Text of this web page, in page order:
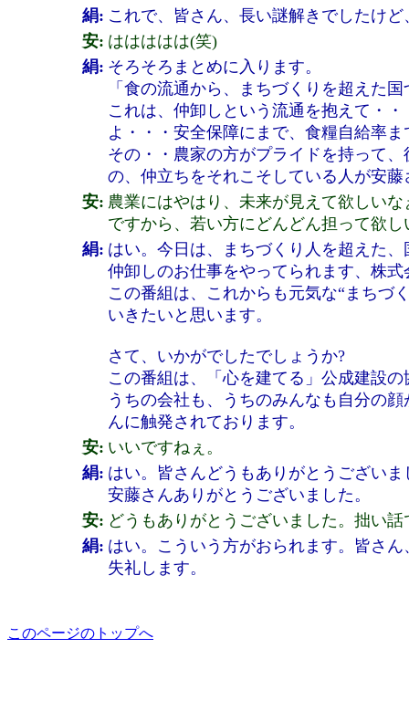
絹: これで、皆さん、長い謎解きでしたけ
安: ははははは(笑)
絹: そろそろまとめに入ります。
「食の流通から、まちづくりを超えた
これは、仲卸しという流通を抱えて・
よ・・・安全保障にまで、食糧自給率
その・・農家の方がプライドを持って
の、仲立ちをそれこそしている人が安藤
安: 農業にはやはり、未来が見えて欲しい
ですから、若い方にどんどん担って欲
絹: はい。今日は、まちづくり人を超えた
仲卸しのお仕事をやってられます、株
この番組は、これからも元気な“まちづ
いきたいと思います。
さて、いかがでしたでしょうか?
この番組は、「心を建てる」公成建設
うちの会社も、うちのみんなも自分の
んに触発されております。
安: いいですねぇ。
絹: はい。皆さんどうもありがとうございま
安藤さんありがとうございました。
安: どうもありがとうございました。拙い
絹: はい。こういう方がおられます。皆さ
失礼します。
このページのトップへ